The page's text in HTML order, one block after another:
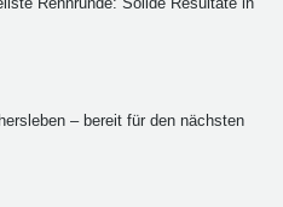
– bereit für den nächsten